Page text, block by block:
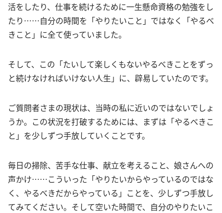
活をしたり、仕事を続けるために一生懸命資格の勉強をし
たり……自分の時間を「やりたいこと」ではなく「やるべ
きこと」に全て使っていました。
そして、この「たいして楽しくもないやるべきことをずっ
と続けなければいけない人生」に、辟易していたのです。
ご質問者さまの現状は、当時の私に近いのではないでしょ
うか。この状況を打破するためには、まずは「やるべきこ
と」を少しずつ手放していくことです。
毎日の掃除、苦手な仕事、献立を考えること、娘さんへの
声かけ……こういった「やりたいからやっているのではな
く、やるべきだからやっている」ことを、少しずつ手放し
てみてください。そして空いた時間で、自分のやりたいこ